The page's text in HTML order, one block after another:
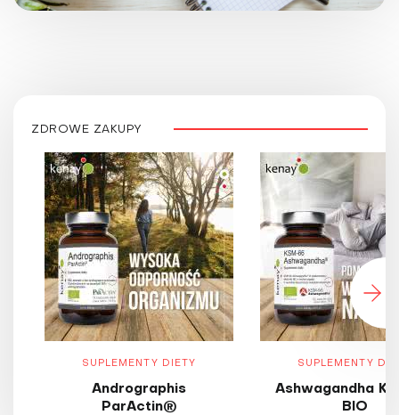
ZDROWE ZAKUPY
SUPLEMENTY DIETY
Andrographis
ParActin®
SUPLEMENTY
Ashwagandha
BIO